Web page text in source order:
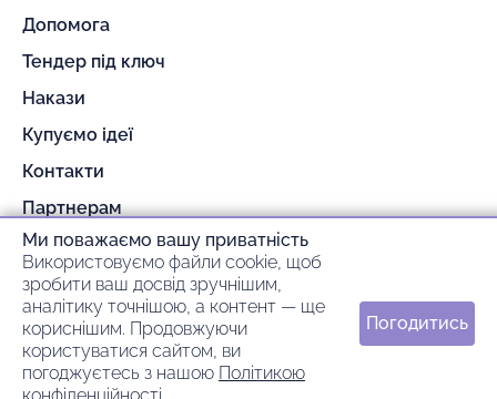
Допомога
Тендер під ключ
Накази
Купуємо ідеї
Контакти
Партнерам
Гарантія та повернення
Оплата та доставка
© 2026 mirroschool
Зроблено вideil.
Ми поважаємо вашу приватність
Використовуємо файли cookie, щоб
зробити ваш досвід зручнішим,
аналітику точнішою, а контент — ще
кориснішим. Продовжуючи
користуватися сайтом, ви
погоджуєтесь з нашою Політикою
Погодитись